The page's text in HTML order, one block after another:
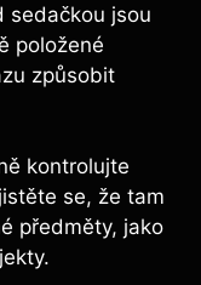
sedačkou jsou
položené
způsobit
kontrolujte
se, že tam
předměty, jako